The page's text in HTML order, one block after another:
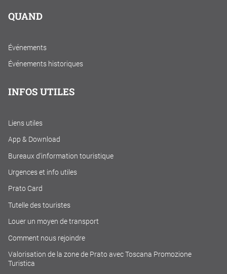
QUAND
Événements
Événements historiques
INFOS UTILES
Liens utiles
App & Download
Bureaux d'information touristique
Urgences et info utiles
Prato Card
Tutelle des touristes
Louer un moyen de transport
Comment nous rejoindre
Valorisation de la zone de Prato avec Toscana Promozione
Turistica